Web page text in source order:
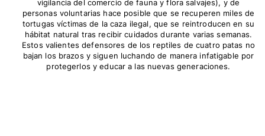
vigilancia del comercio de fauna y flora salvajes), y de
personas voluntarias hace posible que se recuperen miles de
tortugas víctimas de la caza ilegal, que se reintroducen en su
hábitat natural tras recibir cuidados durante varias semanas.
Estos valientes defensores de los reptiles de cuatro patas no
bajan los brazos y siguen luchando de manera infatigable por
protegerlos y educar a las nuevas generaciones.